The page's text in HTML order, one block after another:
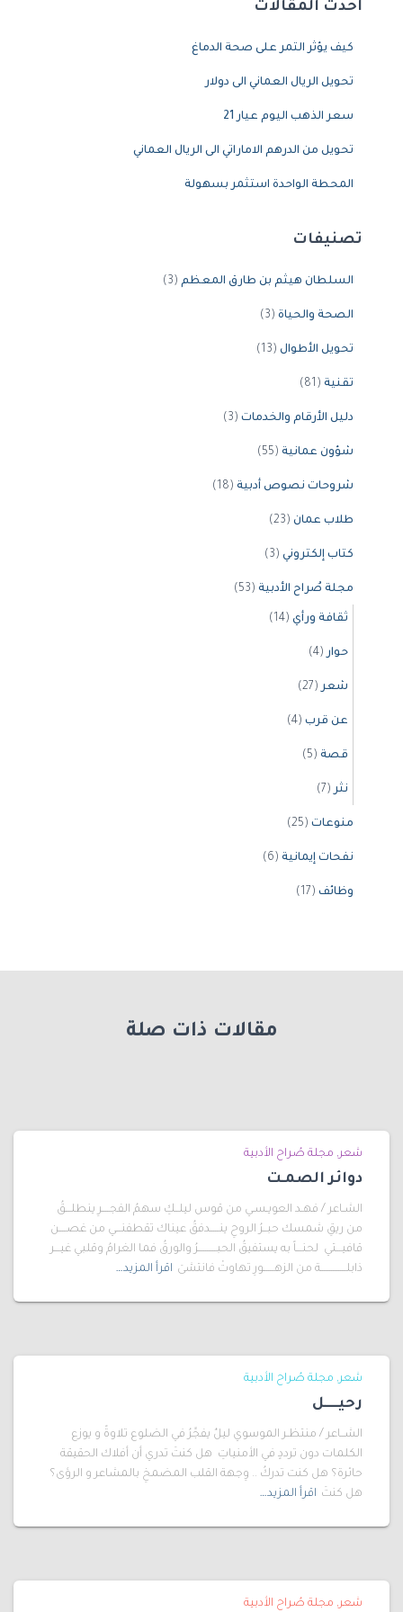
أحدث المقالات
كيف يؤثر التمر على صحة الدماغ
تحويل الريال العماني الى دولار
سعر الذهب اليوم عيار 21
تحويل من الدرهم الاماراتي الى الريال العماني
المحطة الواحدة استثمر بسهولة
تصنيفات
السلطان هيثم بن طارق المعظم (3)
الصحة والحياة (3)
تحويل الأطوال (13)
تقنية (81)
دليل الأرقام والخدمات (3)
شؤون عمانية (55)
شروحات نصوص أدبية (18)
طلاب عمان (23)
كتاب إلكتروني (3)
مجلة صُراح الأدبية (53)
ثقافة ورأي (14)
حوار(4)
شعر(27)
عن قرب (4)
قصة (5)
نثر(7)
منوعات (25)
نفحات إيمانية (6)
وظائف (17)
مقالات ذات صلة
شعر مجلة صُراح الأدبية
دوائر الصمـت
الشـاعر / فهـد العويـسـي من قوس ليلــكِ سهمُ الفجــــرِ ينطلـــقُ
من ريقِ شمسك حبــرُ الروحِ ينـــــدفقُ عيناك تقطفنـــي من غصــــن
قافيـــتي لحنـــاً به يستفيقُ الحبــــــــــرُ والورقُ فما الغرامُ وقلبي غيـــر
ذابلــــــــــــــة من الزهــــــورِ تهاوتْ فانتشىَ اقرأ المزيد…
شعر مجلة صُراح الأدبية
رحيـــــل
الشــاعر / منتظـر الموسوي ليلٌ يفجِّرُ في الضلوع تلاوةً و يوزع
الكلمات دون ترددٍ في الأمنياتِ هل كنتَ تدري أن أفلاك الحقيقة
حائرة؟ هل كنت تدركُ .. وِجهة القلب المضمخِ بالمشاعر و الرؤى؟
هل كنتَ اقرأ المزيد…
شعر مجلة صُراح الأدبية